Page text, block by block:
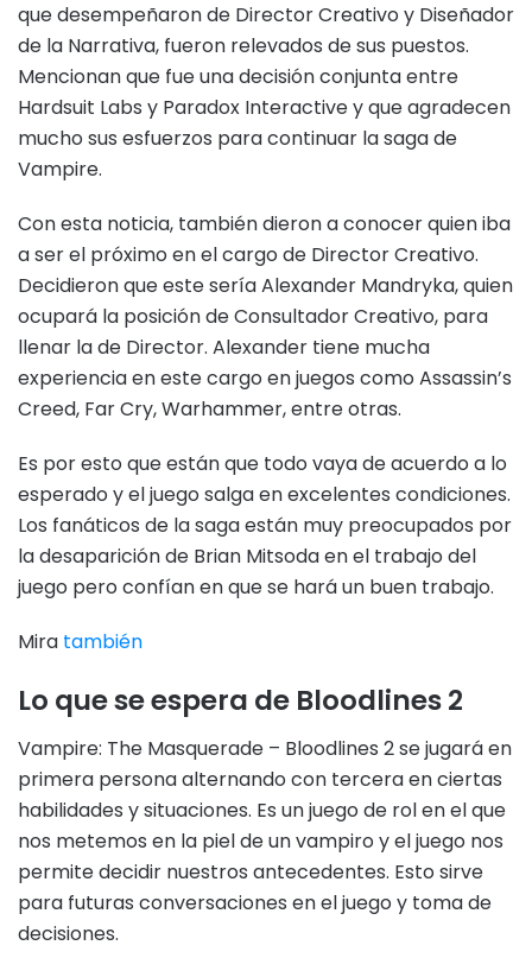
que desempeñaron de Director Creativo y Diseñador
de la Narrativa, fueron relevados de sus puestos.
Mencionan que fue una decisión conjunta entre
Hardsuit Labs y Paradox Interactive y que agradecen
mucho sus esfuerzos para continuar la saga de
Vampire.
Con esta noticia, también dieron a conocer quien iba
a ser el próximo en el cargo de Director Creativo.
Decidieron que este sería Alexander Mandryka, quien
ocupará la posición de Consultador Creativo, para
llenar la de Director. Alexander tiene mucha
experiencia en este cargo en juegos como Assassin’s
Creed, Far Cry, Warhammer, entre otras.
Es por esto que están que todo vaya de acuerdo a lo
esperado y el juego salga en excelentes condiciones.
Los fanáticos de la saga están muy preocupados por
la desaparición de Brian Mitsoda en el trabajo del
juego pero confían en que se hará un buen trabajo.
Mira también
Lo que se espera de Bloodlines 2
Vampire: The Masquerade – Bloodlines 2 se jugará en
primera persona alternando con tercera en ciertas
habilidades y situaciones. Es un juego de rol en el que
nos metemos en la piel de un vampiro y el juego nos
permite decidir nuestros antecedentes. Esto sirve
para futuras conversaciones en el juego y toma de
decisiones.